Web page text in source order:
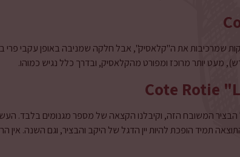
שמרכיבות את ה"קלאסיק", אבל חלקה שמניבה באופן עקבי פרי בעל
Cote Rotie
המשובח הזה, וקיבלנו הקצאה של מספר מגנומים בלבד.